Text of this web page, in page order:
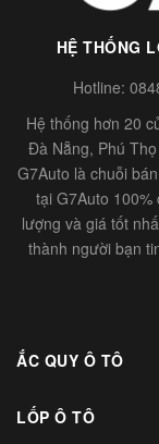
HỆ THỐNG
Hotline:
Hệ thống hơn 20
Đà Nẵng, Phú
G7Auto là chuỗi
tại G7Auto
lượng và giá tốt
thành người bạn
ẮC QUY Ô TÔ
LỐP Ô TÔ